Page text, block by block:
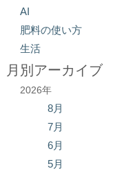
AI
肥料の使い方
生活
月別アーカイブ
2026年
8月
7月
6月
5月